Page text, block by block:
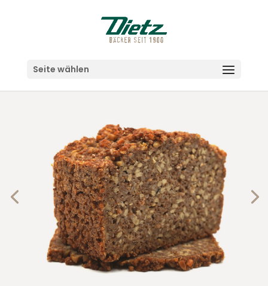
Seite wählen